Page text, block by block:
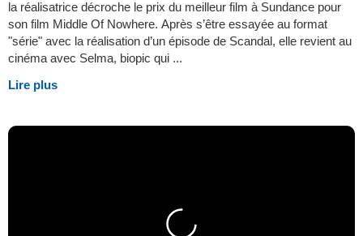
la réalisatrice décroche le prix du meilleur film à Sundance pour
son film Middle Of Nowhere. Après s’être essayée au format
"série" avec la réalisation d’un épisode de Scandal, elle revient au
cinéma avec Selma, biopic qui ...
Lire plus